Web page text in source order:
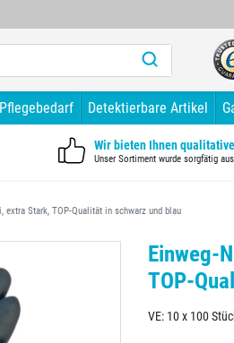
Detektierbare Artikel
Wir bieten Ihnen
Unser Sortiment wurde sorgfätig
extra Stark, TOP-Qualität in schwarz und blau
Einweg-
TOP-
VE: 10 x 100